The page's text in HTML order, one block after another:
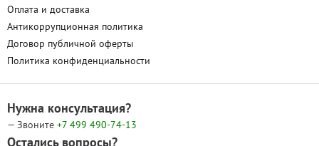
Оплата и доставка
Антикоррупционная политика
Договор публичной оферты
Политика конфиденциальности
Нужна консультация?
— Звоните +7 499 490-74-13
Остались вопросы?